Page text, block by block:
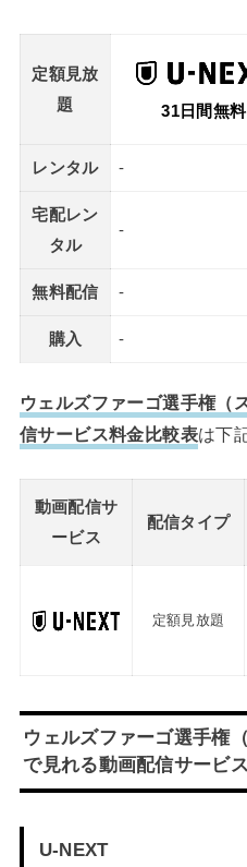
定額見放
題
31日間無料
レンタル -
宅配レン
タル
-
無料配信 -
購入 -
ウェルズファーゴ選手権（
信サービス料金比較表は下
動画配信サ
ービス
配信タイプ
定額見放題
ウェルズファーゴ選手権
で見れる動画配信サービ
U-NEXT